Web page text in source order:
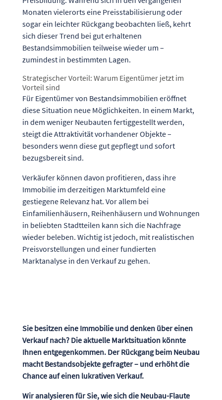
Monaten vielerorts eine Preisstabilisierung oder
sogar ein leichter Rückgang beobachten ließ, kehrt
sich dieser Trend bei gut erhaltenen
Bestandsimmobilien teilweise wieder um –
zumindest in bestimmten Lagen.
Strategischer Vorteil: Warum Eigentümer jetzt im
Vorteil sind
Für Eigentümer von Bestandsimmobilien eröffnet
diese Situation neue Möglichkeiten. In einem Markt,
in dem weniger Neubauten fertiggestellt werden,
steigt die Attraktivität vorhandener Objekte –
besonders wenn diese gut gepflegt und sofort
bezugsbereit sind.
Verkäufer können davon profitieren, dass ihre
Immobilie im derzeitigen Marktumfeld eine
gestiegene Relevanz hat. Vor allem bei
Einfamilienhäusern, Reihenhäusern und Wohnungen
in beliebten Stadtteilen kann sich die Nachfrage
wieder beleben. Wichtig ist jedoch, mit realistischen
Preisvorstellungen und einer fundierten
Marktanalyse in den Verkauf zu gehen.
Sie besitzen eine Immobilie und denken über einen
Verkauf nach? Die aktuelle Marktsituation könnte
Ihnen entgegenkommen. Der Rückgang beim Neubau
macht Bestandsobjekte gefragter – und erhöht die
Chance auf einen lukrativen Verkauf.
Wir analysieren für Sie, wie sich die Neubau-Flaute